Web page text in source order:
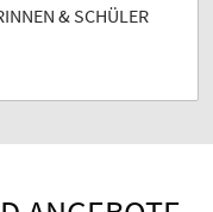
& SCHÜLER